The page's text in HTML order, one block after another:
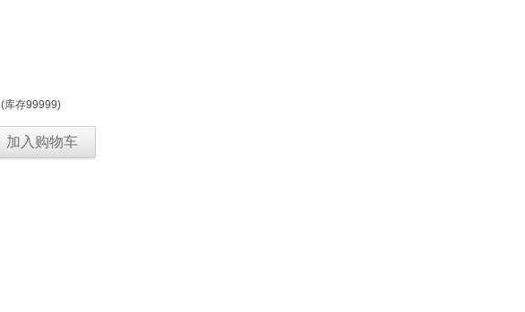
(库存99999)
加入购物车